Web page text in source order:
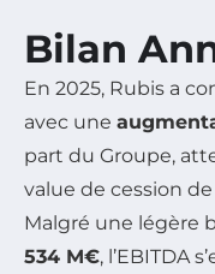
Bilan
En 2025, Rubis a
avec une
part du Groupe,
value de cession
Malgré une légère
534 M€, l’EBITDA